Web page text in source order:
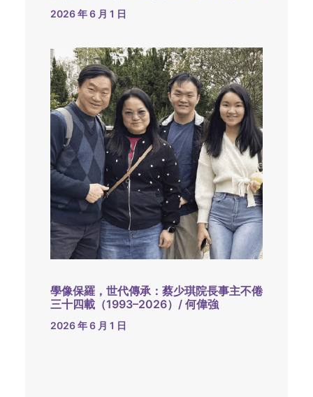
2026 年 6 月 1 日
學像保羅，世代傳承：蔡少琪院長事主不倦
三十四載（1993–2026）/ 何偉強
2026 年 6 月 1 日